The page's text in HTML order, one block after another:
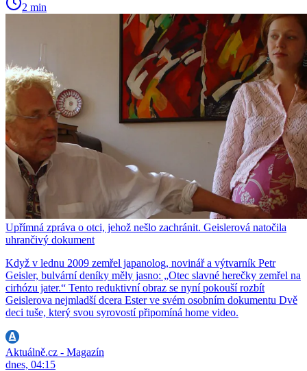
2 min
Upřímná zpráva o otci, jehož nešlo zachránit. Geislerová natočila
uhrančivý dokument
Když v lednu 2009 zemřel japanolog, novinář a výtvarník Petr
Geisler, bulvární deníky měly jasno: „Otec slavné herečky zemřel na
cirhózu jater.“ Tento reduktivní obraz se nyní pokouší rozbít
Geislerova nejmladší dcera Ester ve svém osobním dokumentu Dvě
deci tuše, který svou syrovostí připomíná home video.
Aktuálně.cz - Magazín
dnes, 04:15